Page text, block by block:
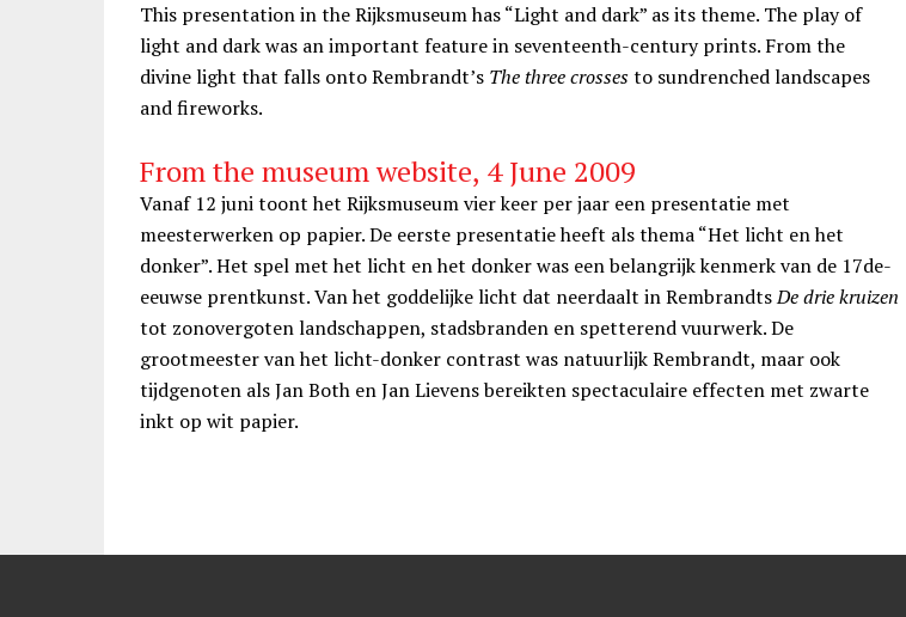
This presentation in the Rijksmuseum has “Light and dark” as its theme. The play of
light and dark was an important feature in seventeenth-century prints. From the
divine light that falls onto Rembrandt’s The three crossesto sundrenched landscapes
and fireworks.
From the museum website, 4 June 2009
Vanaf 12 juni toont het Rijksmuseum vier keer per jaar een presentatie met
meesterwerken op papier. De eerste presentatie heeft als thema “Het licht en het
donker”. Het spel met het licht en het donker was een belangrijk kenmerk van de 17de-
eeuwse prentkunst. Van het goddelijke licht dat neerdaalt in RembrandtsDe drie kruizen
tot zonovergoten landschappen, stadsbranden en spetterend vuurwerk. De
grootmeester van het licht-donker contrast was natuurlijk Rembrandt, maar ook
tijdgenoten als Jan Both en Jan Lievens bereikten spectaculaire effecten met zwarte
inkt op wit papier.